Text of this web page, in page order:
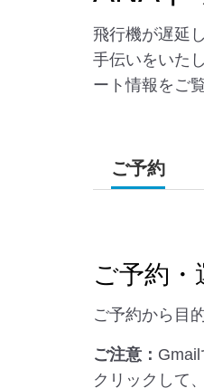
飛行機が遅延
手伝いをいた
ート情報をご
ご予約
ご予約・
ご予約から目
ご注意：
クリックして